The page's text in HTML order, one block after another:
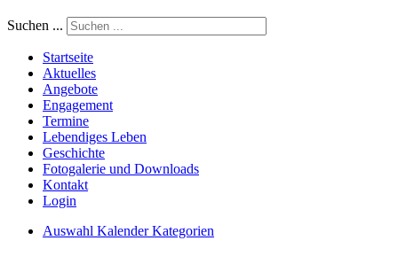
Suchen ...
Startseite
Aktuelles
Angebote
Engagement
Termine
Lebendiges Leben
Geschichte
Fotogalerie und Downloads
Kontakt
Login
Auswahl Kalender Kategorien